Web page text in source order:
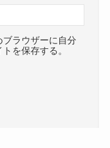
ラウザーに自分
を保存する。